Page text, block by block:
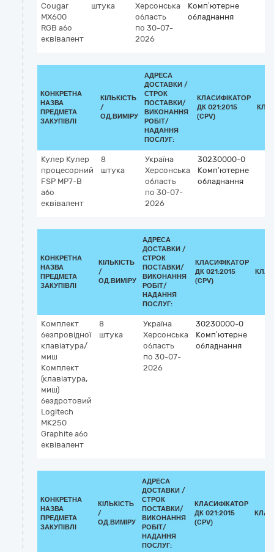
Cougar
MX600
RGB або
еквівалент
штука
Херсонська
область
по 30-07-
2026
Комп’ютерне
обладнання
КОНКРЕТНА
НАЗВА
ПРЕДМЕТА
ЗАКУПІВЛІ
КІЛЬКІСТЬ
/
ОД.ВИМІРУ
АДРЕСА
ДОСТАВКИ /
СТРОК
ПОСТАВКИ/
ВИКОНАННЯ
РОБІТ/
НАДАННЯ
ПОСЛУГ:
КЛАСИФІКАТОР
ДК 021:2015
(CPV)
Кулер Кулер
процесорний
FSP MP7-B
або
еквівалент
8
штука
Україна
Херсонська
область
по 30-07-
2026
30230000-0
Комп’ютерне
обладнання
КОНКРЕТНА
НАЗВА
ПРЕДМЕТА
ЗАКУПІВЛІ
КІЛЬКІСТЬ
/
ОД.ВИМІРУ
АДРЕСА
ДОСТАВКИ /
СТРОК
ПОСТАВКИ/
ВИКОНАННЯ
РОБІТ/
НАДАННЯ
ПОСЛУГ:
КЛАСИФІКАТОР
ДК 021:2015
(CPV)
Комплект
безпровідної
клавіатура/
миш
Комплект
(клавіатура,
миш)
бездротовий
Logitech
MK250
Graphite або
еквівалент
8
штука
Україна
Херсонська
область
по 30-07-
2026
30230000-0
Комп’ютерне
обладнання
КОНКРЕТНА
НАЗВА
ПРЕДМЕТА
ЗАКУПІВЛІ
КІЛЬКІСТЬ
/
ОД.ВИМІРУ
АДРЕСА
ДОСТАВКИ /
СТРОК
ПОСТАВКИ/
ВИКОНАННЯ
РОБІТ/
НАДАННЯ
ПОСЛУГ:
КЛАСИФІКАТОР
ДК 021:2015
(CPV)